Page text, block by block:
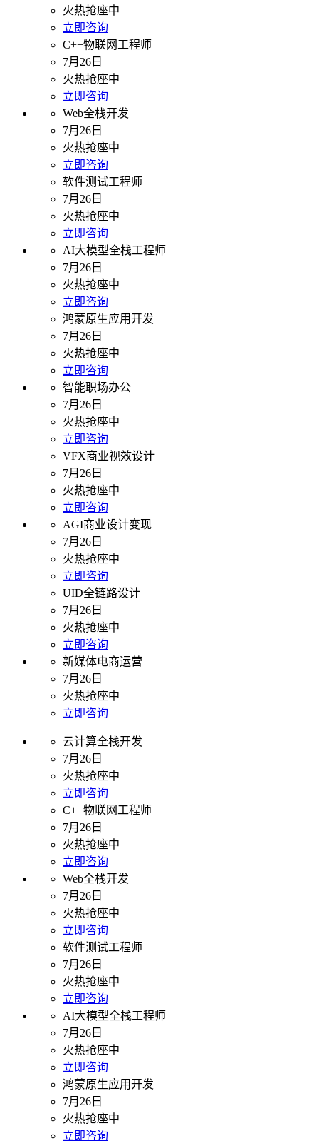
火热抢座中
立即咨询
C++物联网工程师
7月26日
火热抢座中
立即咨询
Web全栈开发
7月26日
火热抢座中
立即咨询
软件测试工程师
7月26日
火热抢座中
立即咨询
AI大模型全栈工程师
7月26日
火热抢座中
立即咨询
鸿蒙原生应用开发
7月26日
火热抢座中
立即咨询
智能职场办公
7月26日
火热抢座中
立即咨询
VFX商业视效设计
7月26日
火热抢座中
立即咨询
AGI商业设计变现
7月26日
火热抢座中
立即咨询
UID全链路设计
7月26日
火热抢座中
立即咨询
新媒体电商运营
7月26日
火热抢座中
立即咨询
云计算全栈开发
7月26日
火热抢座中
立即咨询
C++物联网工程师
7月26日
火热抢座中
立即咨询
Web全栈开发
7月26日
火热抢座中
立即咨询
软件测试工程师
7月26日
火热抢座中
立即咨询
AI大模型全栈工程师
7月26日
火热抢座中
立即咨询
鸿蒙原生应用开发
7月26日
火热抢座中
立即咨询